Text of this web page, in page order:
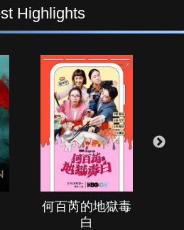
Highlights
何百芮的地獄毒
白